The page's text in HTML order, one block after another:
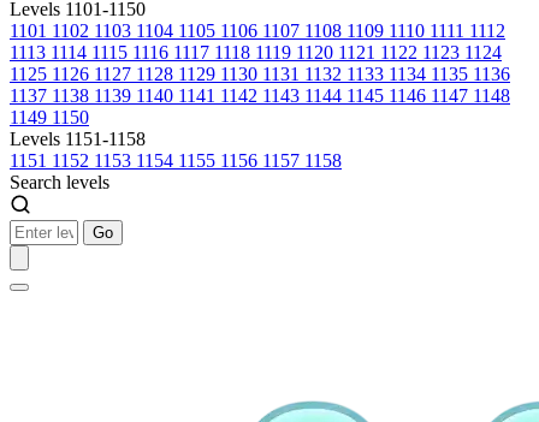
Levels 1101-1150
1101 1102 1103 1104 1105 1106 1107 1108 1109 1110 1111 1112
1113 1114 1115 1116 1117 1118 1119 1120 1121 1122 1123 1124
1125 1126 1127 1128 1129 1130 1131 1132 1133 1134 1135 1136
1137 1138 1139 1140 1141 1142 1143 1144 1145 1146 1147 1148
1149 1150
Levels 1151-1158
1151 1152 1153 1154 1155 1156 1157 1158
Search levels
Go